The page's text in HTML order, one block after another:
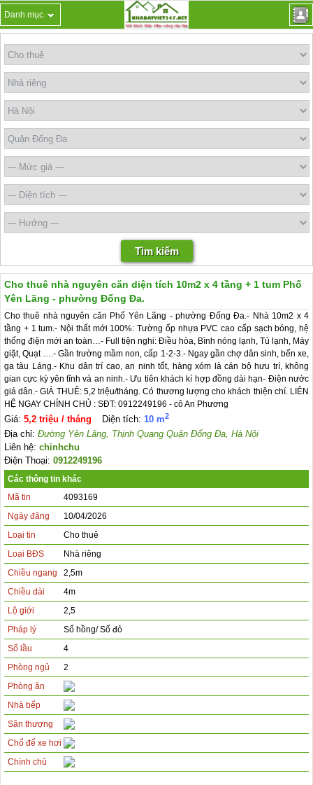
Danh mục
Cho thuê nhà nguyên căn diện tích 10m2 x 4 tầng + 1 tum Phố
Yên Lãng - phường Đống Đa.
Cho thuê nhà nguyên căn Phố Yên Lãng - phường Đống Đa.- Nhà 10m2 x 4
tầng + 1 tum.- Nội thất mới 100%: Tường ốp nhựa PVC cao cấp sạch bóng, hệ
thống điện mới an toàn…- Full tiện nghi: Điều hòa, Bình nóng lạnh, Tủ lạnh, Máy
giặt, Quạt ….- Gần trường mầm non, cấp 1-2-3.- Ngay gần chợ dân sinh, bến xe,
ga tàu Láng.- Khu dân trí cao, an ninh tốt, hàng xóm là cán bộ hưu trí, không
gian cực kỳ yên tĩnh và an ninh.- Ưu tiên khách kí hợp đồng dài hạn- Điện nước
giá dân.- GIÁ THUÊ: 5,2 triệu/tháng. Có thương lượng cho khách thiện chí. LIÊN
HỆ NGAY CHÍNH CHỦ : SĐT: 0912249196 - cô An Phương
Giá: 5,2 triệu / tháng Diện tích: 10 m2
Địa chỉ: Đường Yên Lãng, Thịnh Quang Quận Đống Đa, Hà Nội
Liên hệ: chinhchu
Điện Thoại: 0912249196
Các thông tin khác
Mã tin
4093169
Ngày đăng
10/04/2026
Loại tin
Cho thuê
Loại BĐS
Nhà riêng
Chiều ngang
2,5m
Chiều dài
4m
Lộ giới
2,5
Pháp lý
Sổ hồng/ Sổ đỏ
Số lầu
4
Phòng ngủ
2
Phòng ăn
Nhà bếp
Sân thượng
Chổ để xe hơi
Chính chủ